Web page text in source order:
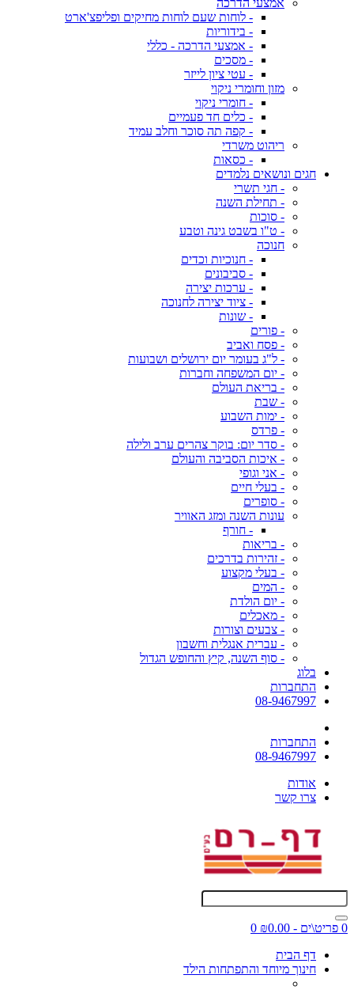
אמצעי הדרכה
- לוחות שעם לוחות מחיקים ופליפצ'ארט
- בידוריות
- אמצעי הדרכה - כללי
- מסכים
- עטי ציון לייזר
מזון וחומרי ניקוי
- חומרי ניקוי
- כלים חד פעמיים
- קפה תה סוכר וחלב עמיד
ריהוט משרדי
- כסאות
חגים ונושאים נלמדים
- חגי תשרי
- תחילת השנה
- סוכות
- ט"ו בשבט גינה וטבע
חנוכה
- חנוכיות וכדים
- סביבונים
- ערכות יצירה
- ציוד יצירה לחנוכה
- שונות
- פורים
- פסח ואביב
- ל"ג בעומר יום ירושלים ושבועות
- יום המשפחה וחברות
- בריאת העולם
- שבת
- ימות השבוע
- פרדס
- סדר יום: בוקר צהרים ערב ולילה
- איכות הסביבה והעולם
- אני וגופי
- בעלי חיים
- סופרים
עונות השנה ומזג האוויר
- חורף
- בריאות
- זהירות בדרכים
- בעלי מקצוע
- המים
- יום הולדת
- מאכלים
- צבעים וצורות
- עברית אנגלית וחשבון
- סוף השנה, קיץ והחופש הגדול
בלוג
התחברות
08-9467997
התחברות
08-9467997
אודות
צרו קשר
0 פריט\ים - ₪0.00
0
דף הבית
חינוך מיוחד והתפתחות הילד